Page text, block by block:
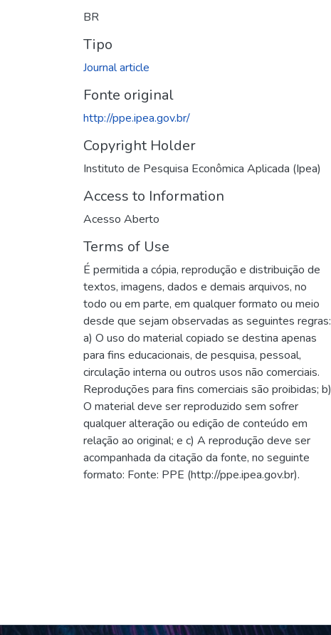
BR
Tipo
Journal article
Fonte original
http://ppe.ipea.gov.br/
Copyright Holder
Instituto de Pesquisa Econômica Aplicada (Ipea)
Access to Information
Acesso Aberto
Terms of Use
É permitida a cópia, reprodução e distribuição de
textos, imagens, dados e demais arquivos, no
todo ou em parte, em qualquer formato ou meio
desde que sejam observadas as seguintes regras:
a) O uso do material copiado se destina apenas
para fins educacionais, de pesquisa, pessoal,
circulação interna ou outros usos não comerciais.
Reproduções para fins comerciais são proibidas; b)
O material deve ser reproduzido sem sofrer
qualquer alteração ou edição de conteúdo em
relação ao original; e c) A reprodução deve ser
acompanhada da citação da fonte, no seguinte
formato: Fonte: PPE (http://ppe.ipea.gov.br).